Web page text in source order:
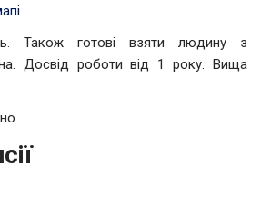
Також готові взяти людину з
Досвід роботи від 1 року. Вища